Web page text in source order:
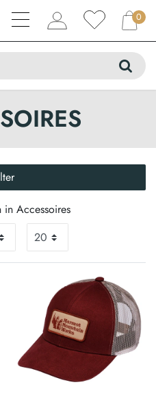
0
in Accessoires